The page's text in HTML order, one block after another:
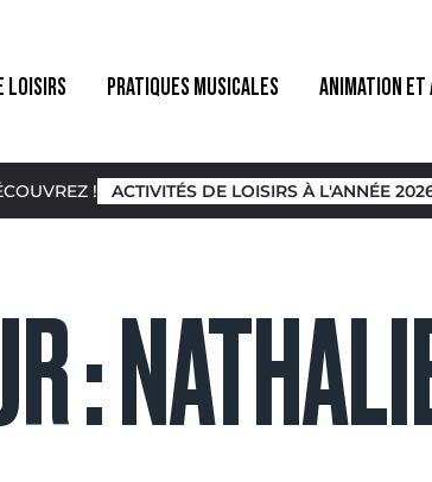
LOISIRS PRATIQUES MUSICALES ANIMATION ET
! ACTIVITÉS DE LOISIRS À L'ANNÉE
: